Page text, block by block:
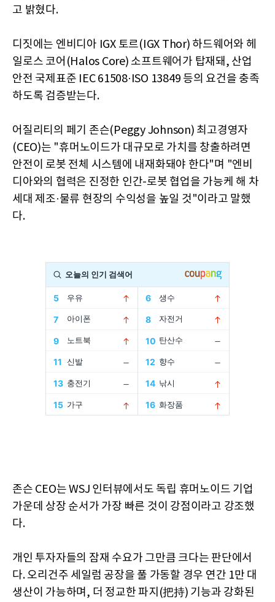
고 밝혔다.
디짓에는 엔비디아 IGX 토르(IGX Thor) 하드웨어와 헤
일로스 코어(Halos Core) 소프트웨어가 탑재돼, 산업
안전 국제표준 IEC 61508·ISO 13849 등의 요건을 충족
하도록 검증받는다.
어질리티의 페기 존슨(Peggy Johnson) 최고경영자
(CEO)는 "휴머노이드가 대규모로 가치를 창출하려면
안전이 로봇 전체 시스템에 내재화돼야 한다"며 "엔비
디아와의 협력은 진정한 인간-로봇 협업을 가능케 해 차
세대 제조·물류 현장의 수익성을 높일 것"이라고 말했
다.
존슨 CEO는 WSJ 인터뷰에서도 독립 휴머노이드 기업
가운데 상장 순서가 가장 빠른 것이 강점이라고 강조했
다.
개인 투자자들의 잠재 수요가 그만큼 크다는 판단에서
다. 오리건주 세일럼 공장을 풀 가동할 경우 연간 1만 대
생산이 가능하며, 더 정교한 파지(把持) 기능과 강화된